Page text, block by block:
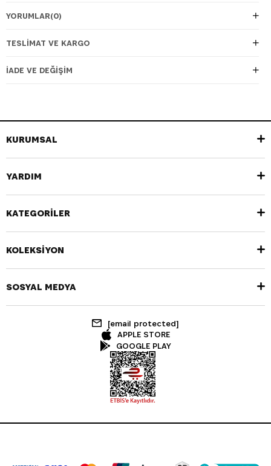
YORUMLAR(0)
TESLIMAT VE KARGO
İADE VE DEĞIŞIM
KURUMSAL
YARDIM
KATEGORİLER
KOLEKSİYON
SOSYAL MEDYA
[email protected]
APPLE STORE
GOOGLE PLAY